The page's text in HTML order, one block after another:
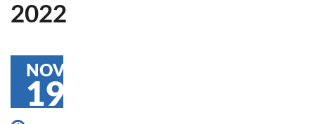
2022
NOV
19